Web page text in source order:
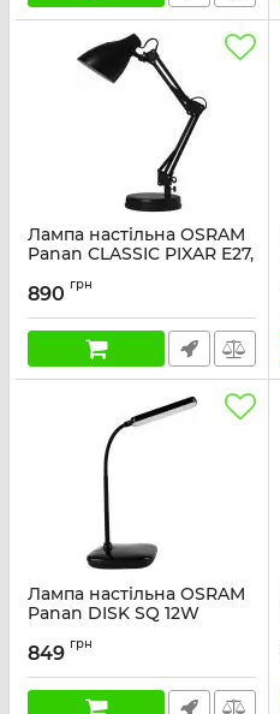
Лампа настільна OSRAM
Panan CLASSIC PIXAR E27,
Артикул:
890 грн
Лампа настільна OSRAM
Panan DISK SQ 12W
димером, чорний
Артикул: 4099854475153
849 грн